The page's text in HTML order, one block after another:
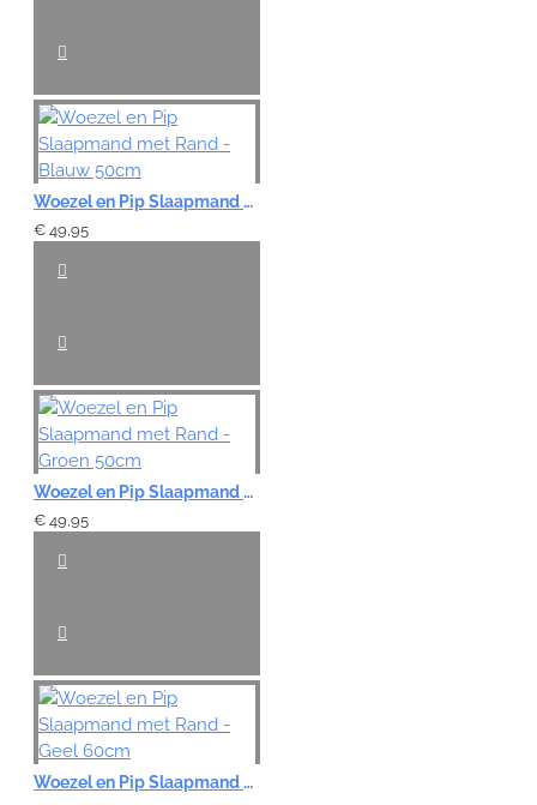
Woezel en Pip Slaapmand met Rand - Blauw 50cm
€ 49,95
Woezel en Pip Slaapmand met Rand - Groen 50cm
€ 49,95
Woezel en Pip Slaapmand met Rand - Geel 60cm